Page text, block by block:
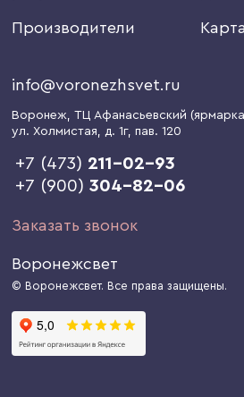
Производители
info@voronezhsvet.ru
Воронеж, ТЦ Афанасьевский
ул. Холмистая, д. 1г, пав. 120
+7 (473) 211-02-93
+7 (900)304-82-06
Заказать звонок
Воронежсвет
© Воронежсвет. Все права защищены.